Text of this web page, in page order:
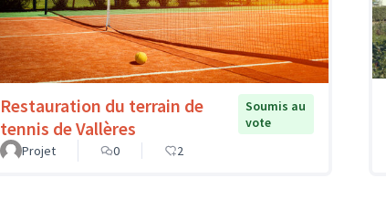
Restauration du terrain de
tennis de Vallères
Soumis au
vote
Projet
0 2